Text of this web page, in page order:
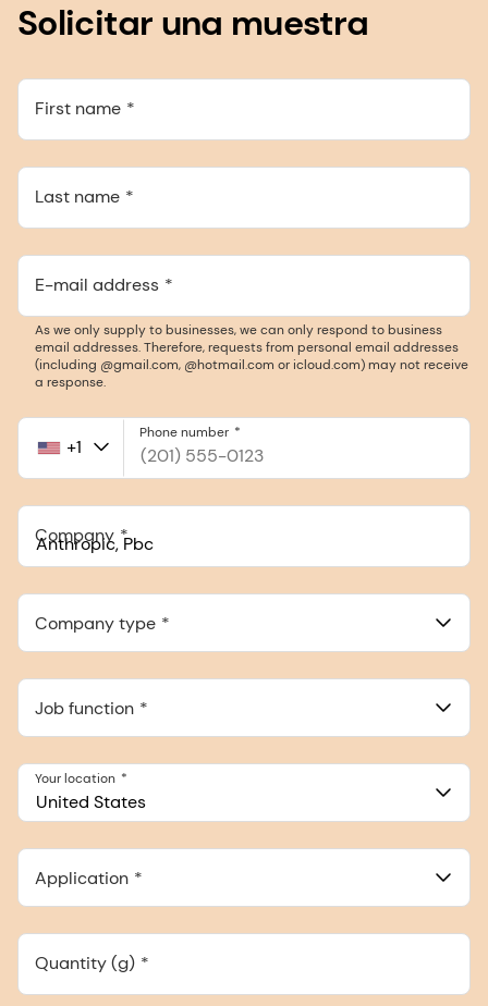
Solicitar una muestra
First name
Last name
E-mail address
As we only supply to businesses, we can only respond to business
email addresses. Therefore, requests from personal email addresses
(including @gmail.com, @hotmail.com or icloud.com) may not receive
a response.
United
+1
Phone number
Company
548 Market St Pmb 90375, San Francisco, California, US
Company type
Job function
United States
Your location
Application
Quantity (g)